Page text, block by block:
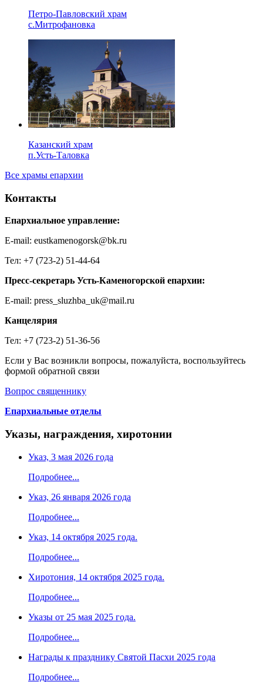
Петро-Павловский храм
с.Митрофановка
Казанский храм
п.Усть-Таловка
Все храмы епархии
Контакты
Епархиальное управление:
E-mail: eustkamenogorsk@bk.ru
Тел: +7 (723-2) 51-44-64
Пресс-секретарь Усть-Каменогорской епархии:
E-mail: press_sluzhba_uk@mail.ru
Канцелярия
Тел: +7 (723-2) 51-36-56
Если у Вас возникли вопросы, пожалуйста, воспользуйтесь
формой обратной связи
Вопрос священнику
Епархиальные отделы
Указы, награждения, хиротонии
Указ, 3 мая 2026 года
Подробнее...
Указ, 26 января 2026 года
Подробнее...
Указ, 14 октября 2025 года.
Подробнее...
Хиротония, 14 октября 2025 года.
Подробнее...
Указы от 25 мая 2025 года.
Подробнее...
Награды к празднику Святой Пасхи 2025 года
Подробнее...